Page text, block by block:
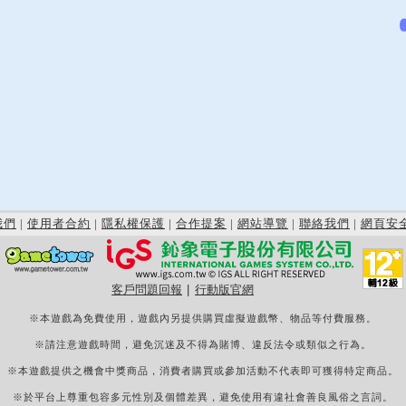
們 | 使用者合約 | 隱私權保護 | 合作提案 | 網站導覽 | 聯絡我們 | 網頁安
客戶問題回報 行動版官網
※本遊戲為免費使用，遊戲內另提供購買虛擬遊戲幣、物品等付費服務。
※請注意遊戲時間，避免沉迷及不得為賭博、違反法令或類似之行為。
※本遊戲提供之機會中獎商品，消費者購買或參加活動不代表即可獲得特定商品。
※於平台上尊重包容多元性別及個體差異，避免使用有違社會善良風俗之言詞。